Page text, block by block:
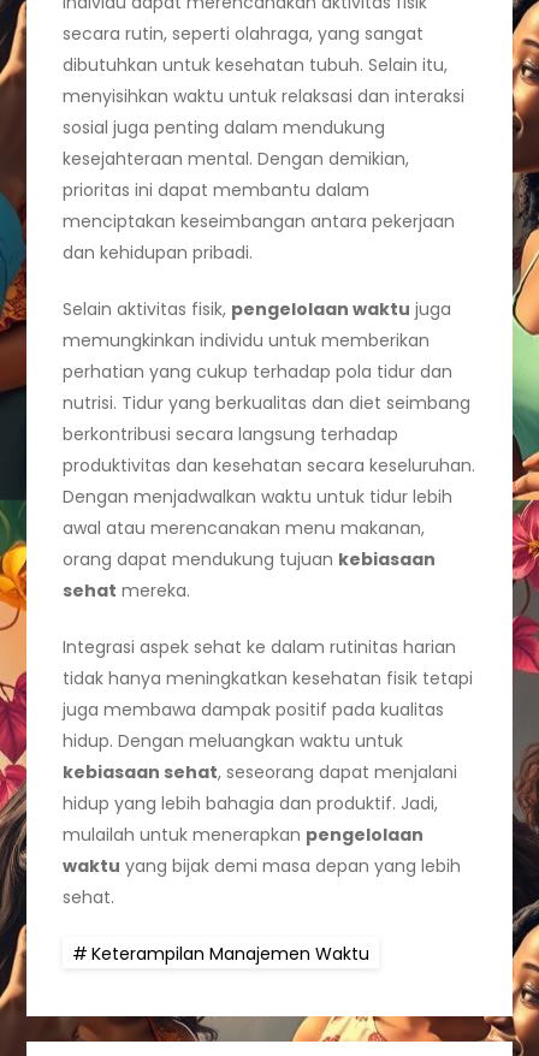
secara rutin, seperti olahraga, yang sangat
dibutuhkan untuk kesehatan tubuh. Selain itu,
menyisihkan waktu untuk relaksasi dan interaksi
sosial juga penting dalam mendukung
kesejahteraan mental. Dengan demikian,
prioritas ini dapat membantu dalam
menciptakan keseimbangan antara pekerjaan
dan kehidupan pribadi.
Selain aktivitas fisik, pengelolaan waktu juga
memungkinkan individu untuk memberikan
perhatian yang cukup terhadap pola tidur dan
nutrisi. Tidur yang berkualitas dan diet seimbang
berkontribusi secara langsung terhadap
produktivitas dan kesehatan secara keseluruhan.
Dengan menjadwalkan waktu untuk tidur lebih
awal atau merencanakan menu makanan,
orang dapat mendukung tujuan kebiasaan
sehat mereka.
Integrasi aspek sehat ke dalam rutinitas harian
tidak hanya meningkatkan kesehatan fisik tetapi
juga membawa dampak positif pada kualitas
hidup. Dengan meluangkan waktu untuk
kebiasaan sehat, seseorang dapat menjalani
hidup yang lebih bahagia dan produktif. Jadi,
mulailah untuk menerapkan pengelolaan
waktu yang bijak demi masa depan yang lebih
sehat.
Keterampilan Manajemen Waktu